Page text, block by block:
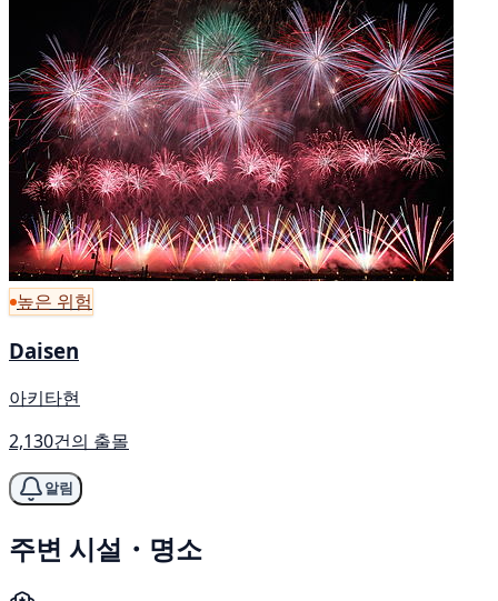
높은 위험
Daisen
아키타현
2,130건의 출몰
알림
주변 시설・명소